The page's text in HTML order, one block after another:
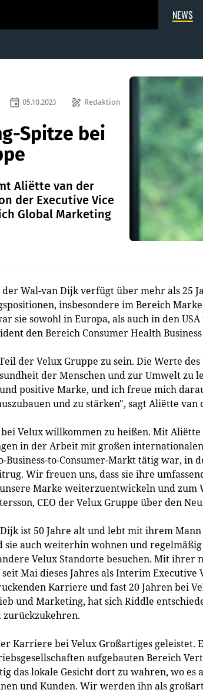
NEWS
draw Redaktion
event 05.10.2023
Spitze bei
Aliëtte van der
der Executive Vice
Global Marketing
der Wal-van Dijk verfügt über mehr als 25
insbesondere im Bereich
sie sowohl in Europa, als auch in den
den Bereich Consumer Health
der Velux Gruppe zu sein. Die Werte
der Menschen und zur Umwelt zu
positive Marke, und ich freue mich
und zu stärken", sagt Aliëtte van
Velux willkommen zu heißen. Mit
in der Arbeit mit großen
Business-to-Consumer-Markt tätig war, in
Wir freuen uns, dass sie ihre
Marke weiterzuentwickeln und zum
CEO der Velux Gruppe über den
ist 50 Jahre alt und lebt mit ihrem
auch weiterhin wohnen und
Velux Standorte besuchen. Mit ihrer
Mai dieses Jahres als Interim
Karriere und fast 20 Jahren bei
und Marketing, hat sich Riddle
zurückzukehren.
Karriere bei Velux Großartiges geleistet.
aufgebauten Bereich
das lokale Gesicht dort zu wahren, wo
und Kunden. Wir werden ihn als